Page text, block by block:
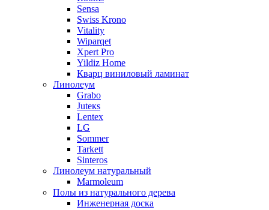
Sensa
Swiss Krono
Vitality
Wiparqet
Xpert Pro
Yildiz Home
Кварц виниловый ламинат
Линолеум
Grabo
Juteкs
Lentex
LG
Sommer
Tarkett
Sinteros
Линолеум натуральный
Marmoleum
Полы из натурального дерева
Инженерная доска